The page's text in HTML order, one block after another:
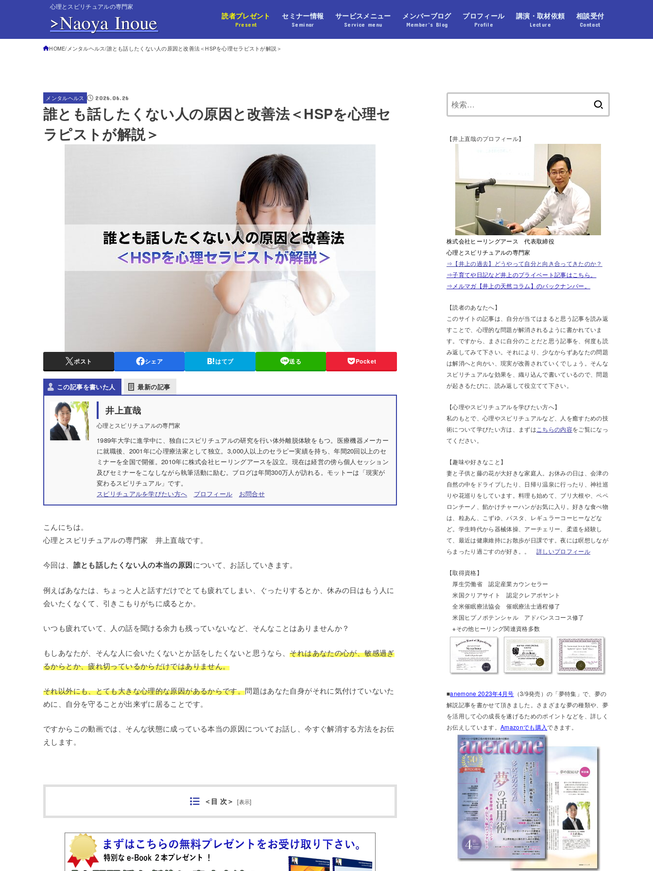
心理とスピリチュアルの専門家
読者プレゼント
Present
セミナー情報
Seminar
サービスメニュー
Service menu
メンバーブログ
Member’s Blog
プロフィール
Profile
講演・取材依頼
Lecture
相談受付
Contact
HOME メンタルヘルス 誰とも話したくない人の原因と改善法＜HSPを心理セラピストが解説＞
メンタルヘルス 2026.06.26
誰とも話したくない人の原因と改善法＜HSPを心理セ
ラピストが解説＞
ポスト シェア はてブ 送る Pocket
この記事を書いた人 最新の記事
井上直哉
心理とスピリチュアルの専門家
1989年大学に進学中に、独自にスピリチュアルの研究を行い体外離脱体験をもつ。医療機器メーカー
に就職後、2001年に心理療法家として独立。3,000人以上のセラピー実績を持ち、年間20回以上のセ
ミナーを全国で開催。2010年に株式会社ヒーリングアースを設立。現在は経営の傍ら個人セッション
及びセミナーをこなしながら執筆活動に励む。ブログは年間300万人が訪れる。モットーは「現実が
変わるスピリチュアル」です。
スピリチュアルを学びたい方へ
プロフィール お問合せ
こんにちは。
心理とスピリチュアルの専門家 井上直哉です。
今回は、 誰とも話したくない人の本当の原因について、お話していきます。
例えばあなたは、ちょっと人と話すだけでとても疲れてしまい、ぐったりするとか、休みの日はもう人に
会いたくなくて、引きこもりがちに成るとか。
いつも疲れていて、人の話を聞ける余力も残っていないなど、そんなことはありませんか？
もしあなたが、そんな人に会いたくないとか話をしたくないと思うなら、それはあなたの心が、敏感過ぎ
るからとか、疲れ切っているからだけではありません。
それ以外にも、とても大きな心理的な原因があるからです。問題はあなた自身がそれに気付けていないた
めに、自分を守ることが出来ずに居ることです。
ですからこの動画では、そんな状態に成っている本当の原因についてお話し、今すぐ解消する方法をお伝
えします。
＜目 次＞ [表示]
【井上直哉のプロフィール】
株式会社ヒーリングアース 代表取締役
心理とスピリチュアルの専門家
⇒【井上の過去】どうやって自分と向き合ってきたのか？
⇒子育てや日記など井上のプライベート記事はこちら。
⇒メルマガ【井上の天然コラム】のバックナンバー。
【読者のあなたへ】
このサイトの記事は、自分が当てはまると思う記事を読み返
すことで、心理的な問題が解消されるように書かれていま
す。ですから、まさに自分のことだと思う記事を、何度も読
み返してみて下さい。それにより、少なからずあなたの問題
は解消へと向かい、現実が改善されていくでしょう。そんな
スピリチュアルな効果を、織り込んで書いているので、問題
が起きるたびに、読み返して役立てて下さい。
【心理やスピリチュアルを学びたい方へ】
私のもとで、心理やスピリチュアルなど、人を癒すための技
術について学びたい方は、まずは こちらの内容をご覧になっ
てください。
【趣味や好きなこと】
妻と子供と藤の花が大好きな家庭人。お休みの日は、会津の
自然の中をドライブしたり、日帰り温泉に行ったり、神社巡
りや花巡りをしています。料理も始めて、ブリ大根や、ペペ
ロンチーノ、餡かけチャーハンがお気に入り。好きな食べ物
は、粒あん、こずゆ、パスタ、レギュラーコーヒーなどな
ど。学生時代から器械体操、アーチェリー、柔道を経験し
て、最近は健康維持にお散歩が日課です。夜には瞑想しなが
らまったり過ごすのが好き。。 詳しいプロフィール
【取得資格】
厚生労働省 認定産業カウンセラー
米国クリアサイト 認定クレアボヤント
全米催眠療法協会 催眠療法士過程修了
米国ヒプノポテンシャル アドバンスコース修了
※その他ヒーリング関連資格多数
■anemone 2023年4月号 （3/9発売）の「夢特集」で、夢の
解説記事を書かせて頂きました。さまざまな夢の種類や、夢
を活用して心の成長を遂げるためのポイントなどを、詳しく
お伝えしています。 Amazonでも購入できます。